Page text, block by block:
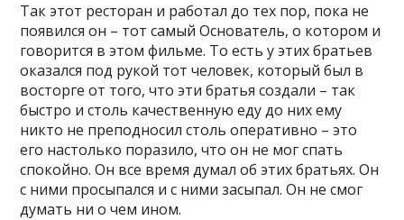
Так этот ресторан и работал до тех пор, пока не
появился он – тот самый Основатель, о котором и
говорится в этом фильме. То есть у этих братьев
оказался под рукой тот человек, который был в
восторге от того, что эти братья создали – так
быстро и столь качественную еду до них ему
никто не преподносил столь оперативно – это
его настолько поразило, что он не мог спать
спокойно. Он все время думал об этих братьях. Он
с ними просыпался и с ними засыпал. Он не смог
думать ни о чем ином.